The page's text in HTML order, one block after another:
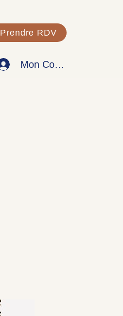
Prendre RDV
Mon Compte